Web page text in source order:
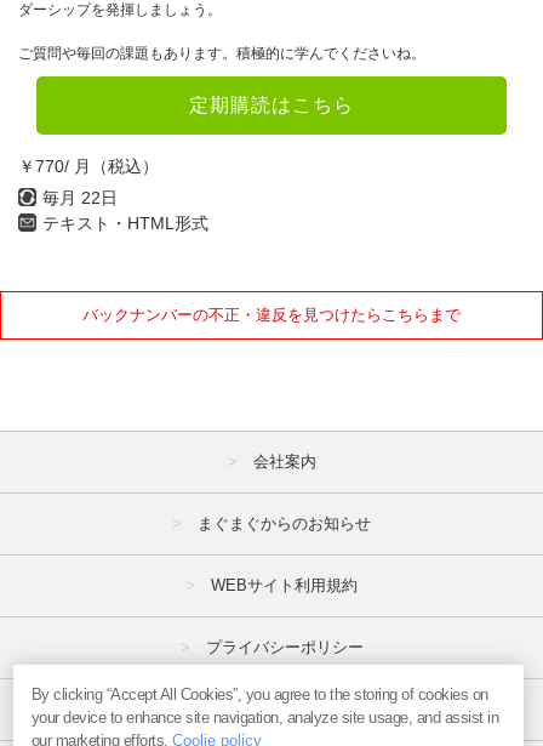
ダーシップを発揮しましょう。
ご質問や毎回の課題もあります。積極的に学んでくださいね。
定期購読はこちら
￥770/ 月（税込）
毎月 22日
テキスト・HTML形式
バックナンバーの不正・違反を見つけたらこちらまで
会社案内
まぐまぐからのお知らせ
WEBサイト利用規約
プライバシーポリシー
特定商取引法
By clicking “Accept All Cookies”, you agree to the storing of cookies on
your device to enhance site navigation, analyze site usage, and assist in
our marketing efforts.Coolie policy